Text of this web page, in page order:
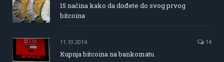
15 načina kako da dođete do svog prvog
bitcoina
11.10.2014 14
Kupnja bitcoina na bankomatu